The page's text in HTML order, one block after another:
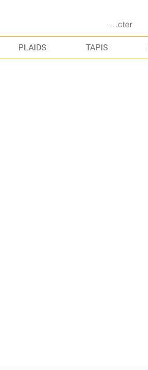
Se connecter
PLAIDS TAPIS